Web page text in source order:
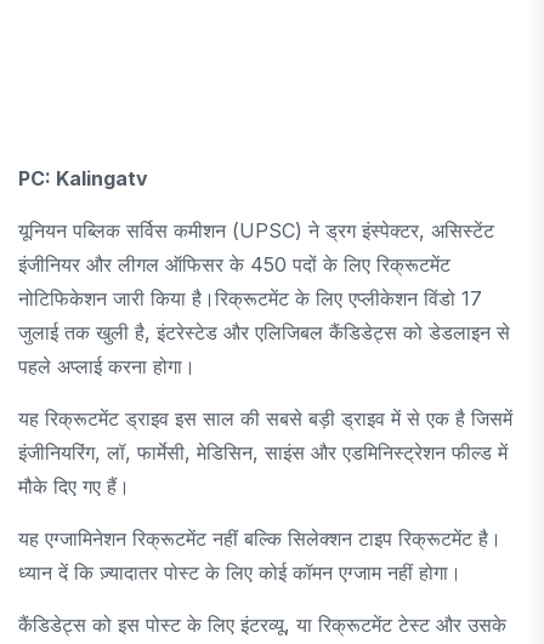
PC: Kalingatv
यूनियन पब्लिक सर्विस कमीशन (UPSC) ने ड्रग इंस्पेक्टर, असिस्टेंट
इंजीनियर और लीगल ऑफिसर के 450 पदों के लिए रिक्रूटमेंट
नोटिफिकेशन जारी किया है।रिक्रूटमेंट के लिए एप्लीकेशन विंडो 17
जुलाई तक खुली है, इंटरेस्टेड और एलिजिबल कैंडिडेट्स को डेडलाइन से
पहले अप्लाई करना होगा।
यह रिक्रूटमेंट ड्राइव इस साल की सबसे बड़ी ड्राइव में से एक है जिसमें
इंजीनियरिंग, लॉ, फार्मेसी, मेडिसिन, साइंस और एडमिनिस्ट्रेशन फील्ड में
मौके दिए गए हैं।
यह एग्जामिनेशन रिक्रूटमेंट नहीं बल्कि सिलेक्शन टाइप रिक्रूटमेंट है।
ध्यान दें कि ज़्यादातर पोस्ट के लिए कोई कॉमन एग्जाम नहीं होगा।
कैंडिडेट्स को इस पोस्ट के लिए इंटरव्यू, या रिक्रूटमेंट टेस्ट और उसके